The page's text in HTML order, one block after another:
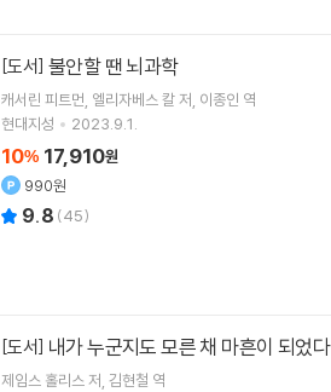
[도서] 불안할 땐 뇌과학
캐서린 피트먼 엘리자베스 칼저 이종인 역
현대지성
2023.9.1.
10% 17,910원
990원
9.8 (45)
[도서] 내가 누군지도 모른 채 마흔이 되었다
제임스 홀리스저 김현철 역